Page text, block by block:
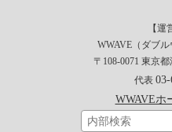
【運
WWAVE（ダブ
〒108-0071 東京
代表 03-
WWAVEホ